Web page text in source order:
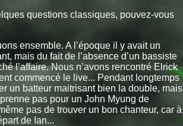
questions classiques, pouvez-vous
ensemble. A l’époque il y avait un
mais du fait de l’absence d’un bassiste
l’affaire. Nous n’avons rencontré Elrick
commencé le live... Pendant longtemps
un batteur maitrisant bien la double, mais
pas pour un John Myung de
pas de trouver un bon chanteur, car à
de Ian...